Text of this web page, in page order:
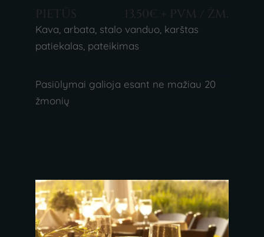
PIETŪS 13,50€ + PVM / ŽM.
Kava, arbata, stalo vanduo, karštas
patiekalas, pateikimas
Pasiūlymai galioja esant ne mažiau 20
žmonių